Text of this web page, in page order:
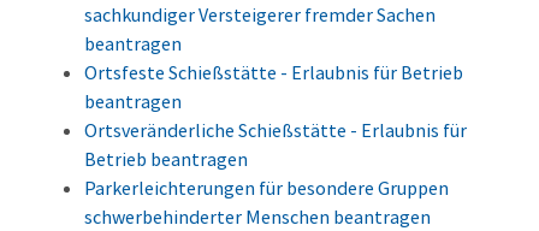
sachkundiger Versteigerer fremder Sachen
beantragen
Ortsfeste Schießstätte - Erlaubnis für Betrieb
beantragen
Ortsveränderliche Schießstätte - Erlaubnis für
Betrieb beantragen
Parkerleichterungen für besondere Gruppen
schwerbehinderter Menschen beantragen